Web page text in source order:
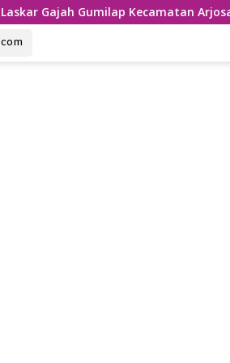
Kecamatan Arjosari